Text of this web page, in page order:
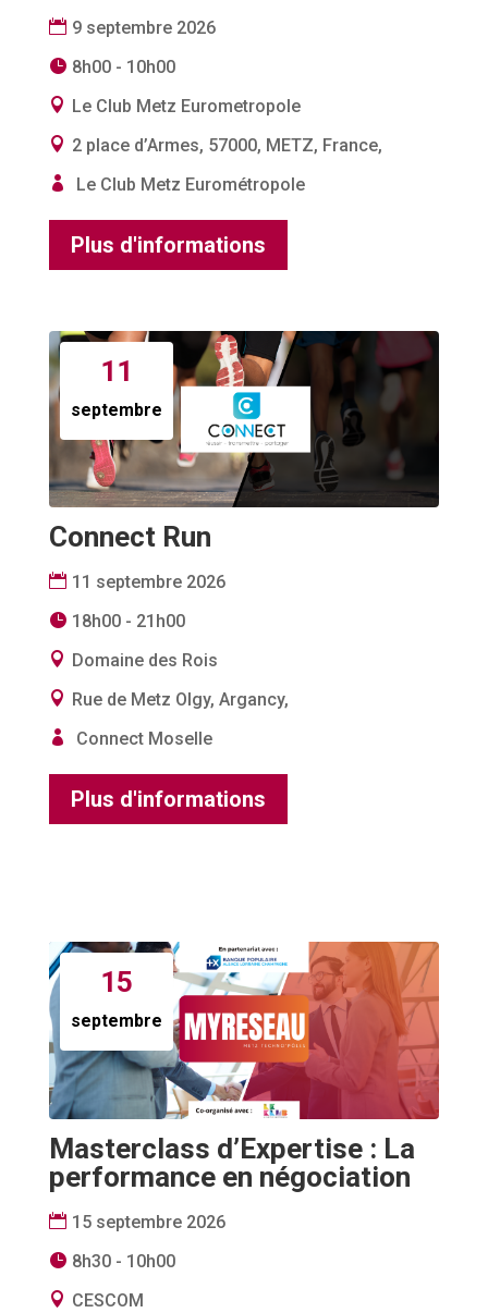
9 septembre 2026
8h00 - 10h00
Le Club Metz Eurometropole
2 place d’Armes, 57000, METZ, France,
Le Club Metz Eurométropole
Plus d'informations
11
septembre
Connect Run
11 septembre 2026
18h00 - 21h00
Domaine des Rois
Rue de Metz Olgy, Argancy,
Connect Moselle
Plus d'informations
15
septembre
Masterclass d’Expertise : La
performance en négociation
15 septembre 2026
8h30 - 10h00
CESCOM